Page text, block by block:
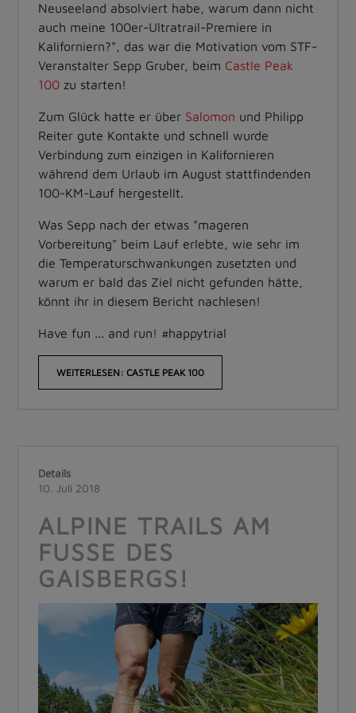
Neuseeland absolviert habe, warum dann nicht
auch meine 100er-Ultratrail-Premiere in
Kaliforniern?", das war die Motivation vom STF-
Veranstalter Sepp Gruber, beim Castle Peak
100 zu starten!
Zum Glück hatte er über Salomon und Philipp
Reiter gute Kontakte und schnell wurde
Verbindung zum einzigen in Kalifornieren
während dem Urlaub im August stattfindenden
100-KM-Lauf hergestellt.
Was Sepp nach der etwas "mageren
Vorbereitung" beim Lauf erlebte, wie sehr im
die Temperaturschwankungen zusetzten und
warum er bald das Ziel nicht gefunden hätte,
könnt ihr in diesem Bericht nachlesen!
Have fun ... and run! #happytrial
WEITERLESEN: CASTLE PEAK 100
Details
10. Juli 2018
ALPINE TRAILS AM
FUSSE DES G
AISBERGS!